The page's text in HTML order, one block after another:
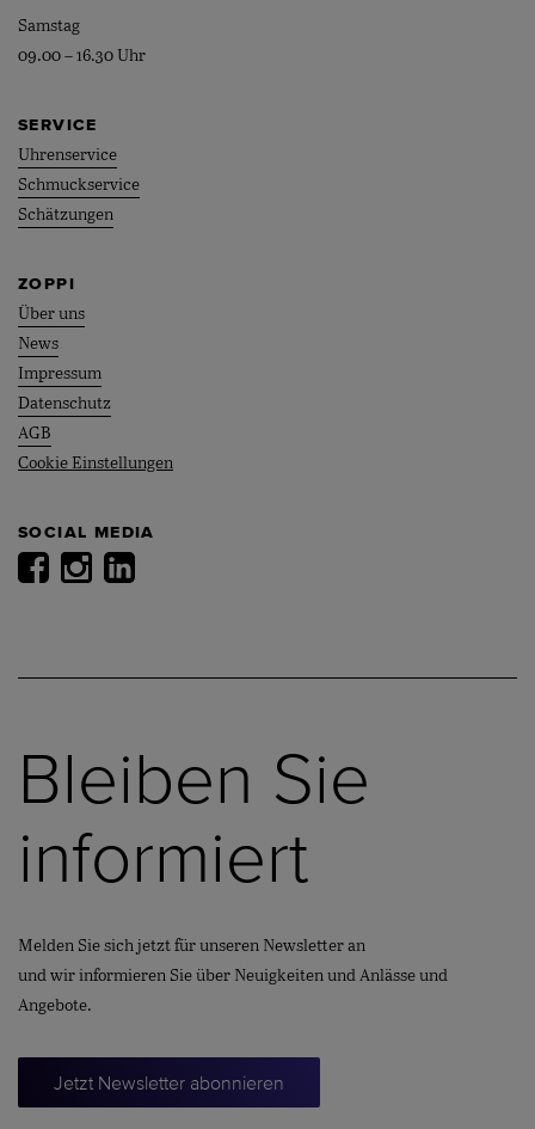
Samstag
09.00 – 16.30 Uhr
SERVICE
Uhrenservice
Schmuckservice
Schätzungen
ZOPPI
Über uns
News
Impressum
Datenschutz
AGB
Cookie Einstellungen
SOCIAL MEDIA
Bleiben Sie
informiert
Melden Sie sich jetzt für unseren Newsletter an
und wir informieren Sie über Neuigkeiten und Anlässe und
Angebote.
Jetzt Newsletter abonnieren